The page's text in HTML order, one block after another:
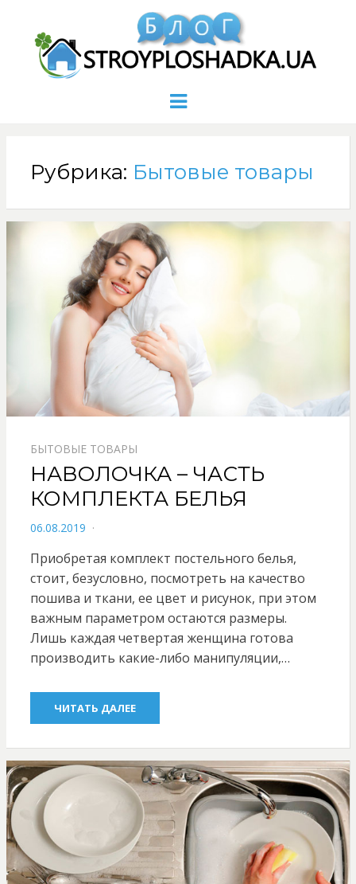
Menu
Рубрика: Бытовые товары
БЫТОВЫЕ ТОВАРЫ
НАВОЛОЧКА – ЧАСТЬ
КОМПЛЕКТА БЕЛЬЯ
POSTED
06.08.2019
Приобретая комплект постельного белья,
стоит, безусловно, посмотреть на качество
пошива и ткани, ее цвет и рисунок, при этом
важным параметром остаются размеры.
Лишь каждая четвертая женщина готова
производить какие-либо манипуляции,…
ЧИТАТЬ ДАЛЕЕ